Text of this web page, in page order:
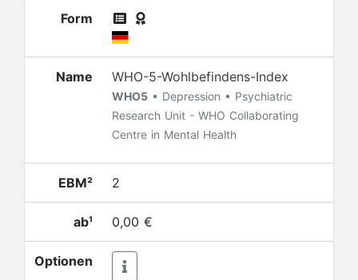
Form
Name WHO-5-Wohlbefindens-Index
WHO5 • Depression • Psychiatric
Research Unit - WHO Collaborating
Centre in Mental Health
EBM² 2
ab¹ 0,00 €
Optionen